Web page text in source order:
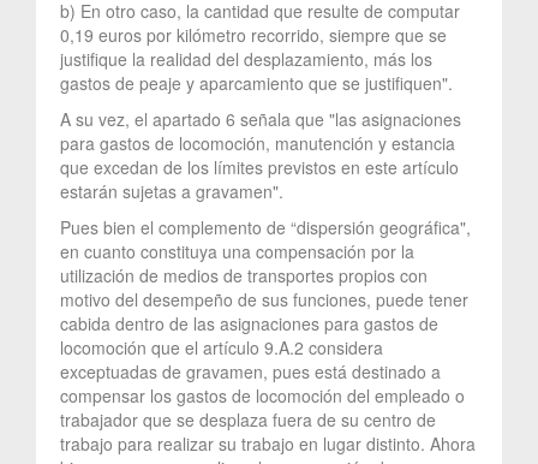
b) En otro caso, la cantidad que resulte de computar
0,19 euros por kilómetro recorrido, siempre que se
justifique la realidad del desplazamiento, más los
gastos de peaje y aparcamiento que se justifiquen".
A su vez, el apartado 6 señala que "las asignaciones
para gastos de locomoción, manutención y estancia
que excedan de los límites previstos en este artículo
estarán sujetas a gravamen".
Pues bien el complemento de “dispersión geográfica",
en cuanto constituya una compensación por la
utilización de medios de transportes propios con
motivo del desempeño de sus funciones, puede tener
cabida dentro de las asignaciones para gastos de
locomoción que el artículo 9.A.2 considera
exceptuadas de gravamen, pues está destinado a
compensar los gastos de locomoción del empleado o
trabajador que se desplaza fuera de su centro de
trabajo para realizar su trabajo en lugar distinto. Ahora